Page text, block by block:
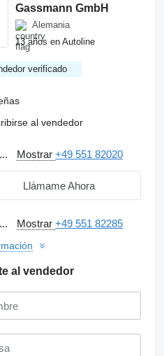
Gassmann GmbH
Alemania
13 años en Autoline
verificado
al vendedor
Mostrar+49 551 82020
Llámame Ahora
Mostrar+49 551 82285
al vendedor